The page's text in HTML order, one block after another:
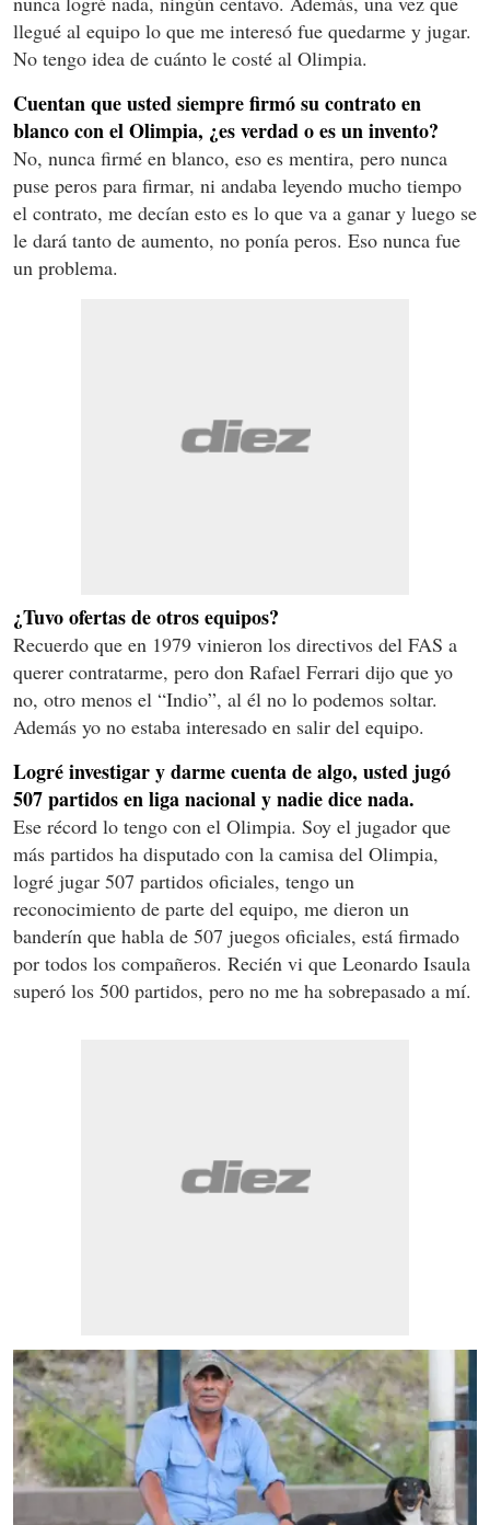
llegué al equipo lo que me interesó fue quedarme y jugar.
No tengo idea de cuánto le costé al Olimpia.
Cuentan que usted siempre firmó su contrato en
blanco con el Olimpia, ¿es verdad o es un invento?
No, nunca firmé en blanco, eso es mentira, pero nunca
puse peros para firmar, ni andaba leyendo mucho tiempo
el contrato, me decían esto es lo que va a ganar y luego se
le dará tanto de aumento, no ponía peros. Eso nunca fue
un problema.
¿Tuvo ofertas de otros equipos?
Recuerdo que en 1979 vinieron los directivos del FAS a
querer contratarme, pero don Rafael Ferrari dijo que yo
no, otro menos el “Indio”, al él no lo podemos soltar.
Además yo no estaba interesado en salir del equipo.
Logré investigar y darme cuenta de algo, usted jugó
507 partidos en liga nacional y nadie dice nada.
Ese récord lo tengo con el Olimpia. Soy el jugador que
más partidos ha disputado con la camisa del Olimpia,
logré jugar 507 partidos oficiales, tengo un
reconocimiento de parte del equipo, me dieron un
banderín que habla de 507 juegos oficiales, está firmado
por todos los compañeros. Recién vi que Leonardo Isaula
superó los 500 partidos, pero no me ha sobrepasado a mí.